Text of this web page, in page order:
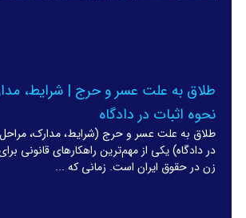
طلاق به علت عسر و حرج | شرایط،
نحوه اثبات در دادگاه
طلاق به علت عسر و حرج (شرایط، مدارک، مراحل
در دادگاه) یکی از مهم‌ترین راهکارهای قانونی
زن در حقوق ایران است. زمانی که ...